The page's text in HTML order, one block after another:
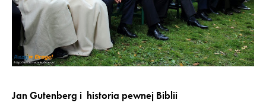
Jan Gutenberg i historia pewnej Biblii